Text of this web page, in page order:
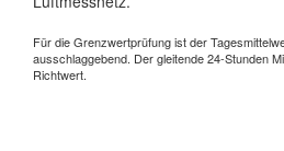
Für die Grenzwertprüfung ist der
ausschlaggebend. Der gleitende 24-Stunden
Richtwert.